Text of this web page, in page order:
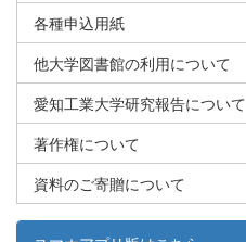
各種申込用紙
他大学図書館の利用について
愛知工業大学研究報告について
著作権について
資料のご寄贈について